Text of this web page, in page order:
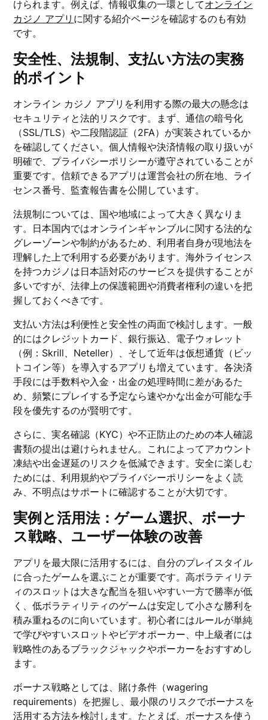
けられます。例えば、情報収集の一環としてオンライン
カジノ アプリ に関する紹介ページを確認するのも有効
です。
安全性、法規制、支払い方法の実務
的ポイント
オンライン カジノ アプリを利用する際の最大の懸念は
セキュリティと法的リスクです。まず、通信の暗号化
（SSL/TLS）や二段階認証（2FA）が実装されているか
を確認してください。個人情報や決済情報の取り扱いが
明確で、プライバシーポリシーが遵守されていることが
重要です。信頼できるアプリは運営会社の所在地、ライ
センス番号、監査報告書を公開しています。
法規制については、国や地域によって大きく異なりま
す。日本国内ではオンラインギャンブルに関する法的な
グレーゾーンや制約があるため、利用者自身が現地法を
理解した上で利用する必要があります。海外ライセンス
を持つカジノは日本語対応のサービスを提供することが
多いですが、法律上の保護範囲や消費者権利の違いを把
握しておくべきです。
支払い方法は利便性と安全性の両面で検討します。一般
的にはクレジットカード、銀行振込、電子ウォレット
（例：Skrill、Neteller）、そして近年は仮想通貨（ビッ
トコイン等）を導入するアプリも増えています。各決済
手段には手数料や入金・出金の処理時間に差があるた
め、頻繁にプレイする予定なら速やかな出金が可能な手
段を優先するのが賢明です。
さらに、実名確認（KYC）や不正防止のための本人確認
書類の提出は避けられません。これによってアカウント
凍結や出金遅延のリスクを低減できます。安全に楽しむ
ためには、利用規約やプライバシーポリシーをよく読
み、不明点はサポートに確認することが大切です。
実例と活用法：ゲーム選択、ボーナ
ス戦略、ユーザー体験の改善
アプリを最大限に活用するには、自分のプレイスタイル
に合ったゲームを選ぶことが重要です。高ボラティリテ
ィのスロットは大きな配当を狙いやすい一方で勝率が低
く、低ボラティリティのゲームは安定して小さな勝利を
積み重ねるのに向いています。初心者にはルールが単純
で学びやすいスロットやビデオポーカー、中上級者には
戦略性のあるブラックジャックやポーカーをおすすめし
ます。
ボーナス戦略としては、賭け条件（wagering
requirements）を把握し、最小限のリスクでボーナスを
活用する方法を検討します。たとえば、ボーナスを使う